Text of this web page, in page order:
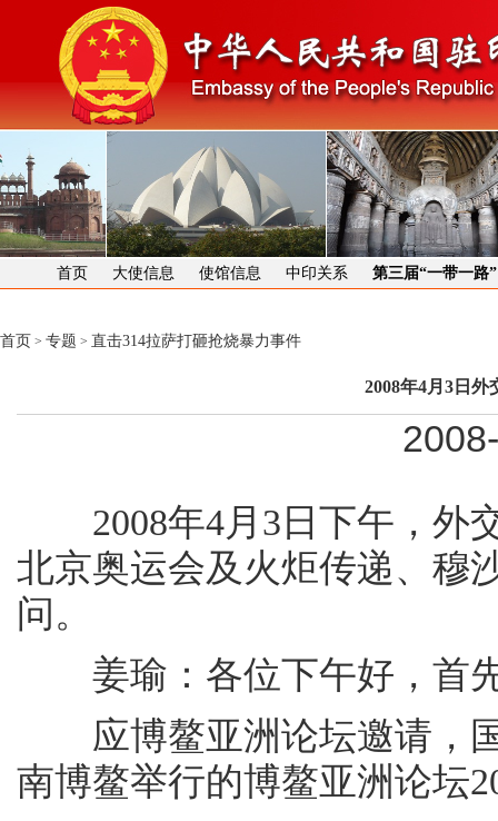
首页 大使信息 使馆信息 中印关系 第三届“一带一路
首页 > 专题 > 直击314拉萨打砸抢烧暴力事件
2008年4月3日
2008年4月3日下午，外
北京奥运会及火炬传递、穆
问。
姜瑜：各位下午好，首
应博鳌亚洲论坛邀请，国
南博鳌举行的博鳌亚洲论坛